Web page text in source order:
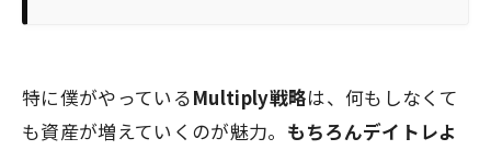
特に僕がやっているMultiply戦略は、何もしなくて
も資産が増えていくのが魅力。 もちろんデイトレよ